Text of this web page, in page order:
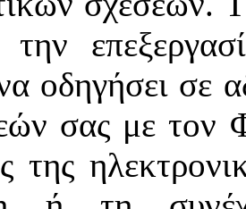
οδηγήσει σε
σας με τον
της